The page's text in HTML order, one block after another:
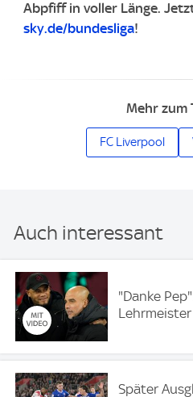
Abpfiff in voller Länge.
sky.de/bundesliga!
Mehr zum
FC Liverpool
Auch interessant
"Danke
Später